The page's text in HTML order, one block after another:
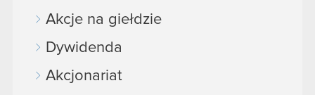
Akcje na giełdzie
Dywidenda
Akcjonariat